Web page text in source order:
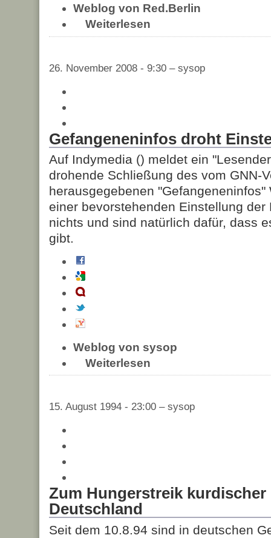
Weblog von Red.Berlin
Weiterlesen
26. November 2008 - 9:30 – sysop
Gefangeneninfos droht
Auf Indymedia () meldet ein
drohende Schließung des vom GNN-
herausgegebenen "Gefangeneninfos"
einer bevorstehenden Einstellung
nichts und sind natürlich dafür, dass
gibt.
Weblog von sysop
Weiterlesen
15. August 1994 - 23:00 – sysop
Zum Hungerstreik kurdischer
Deutschland
Seit dem 10.8.94 sind in deutschen